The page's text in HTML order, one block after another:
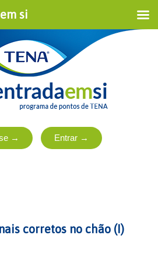
corretos no chão (I)
si